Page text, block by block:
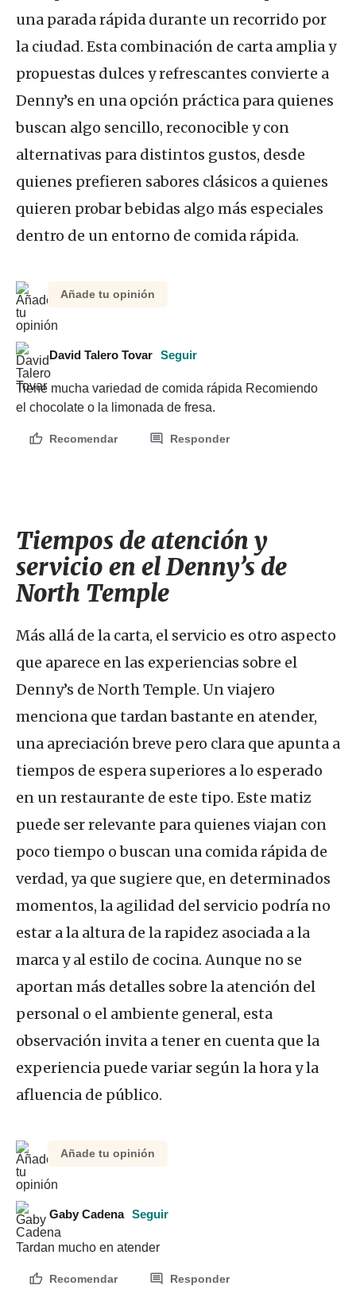
una parada rápida durante un recorrido por
la ciudad. Esta combinación de carta amplia y
propuestas dulces y refrescantes convierte a
Denny’s en una opción práctica para quienes
buscan algo sencillo, reconocible y con
alternativas para distintos gustos, desde
quienes prefieren sabores clásicos a quienes
quieren probar bebidas algo más especiales
dentro de un entorno de comida rápida.
Añade tu opinión
David Talero Tovar Seguir
Tiene mucha variedad de comida rápida Recomiendo
el chocolate o la limonada de fresa.
Recomendar Responder
Tiempos de atención y
servicio en el Denny’s de
North Temple
Más allá de la carta, el servicio es otro aspecto
que aparece en las experiencias sobre el
Denny’s de North Temple. Un viajero
menciona que tardan bastante en atender,
una apreciación breve pero clara que apunta a
tiempos de espera superiores a lo esperado
en un restaurante de este tipo. Este matiz
puede ser relevante para quienes viajan con
poco tiempo o buscan una comida rápida de
verdad, ya que sugiere que, en determinados
momentos, la agilidad del servicio podría no
estar a la altura de la rapidez asociada a la
marca y al estilo de cocina. Aunque no se
aportan más detalles sobre la atención del
personal o el ambiente general, esta
observación invita a tener en cuenta que la
experiencia puede variar según la hora y la
afluencia de público.
Añade tu opinión
Gaby Cadena Seguir
Tardan mucho en atender
Recomendar Responder